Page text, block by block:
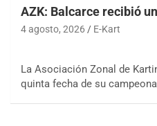
AZK: Balcarce recibió
4 agosto, 2026 E-Kart
La Asociación Zonal de
quinta fecha de su